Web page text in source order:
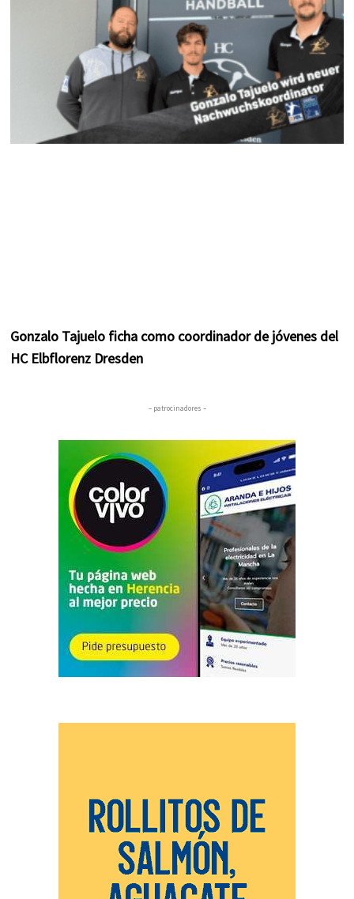
m t
Gonzalo Tajuelo ficha como coordinador de jóvenes del
HC Elbflorenz Dresden
– patrocinadores –